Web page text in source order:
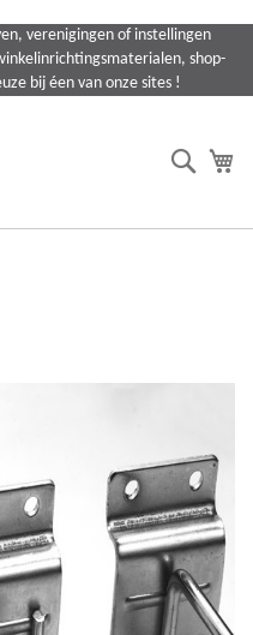
verenigingen of instellingen
shop-
bij éen van onze sites !
Search